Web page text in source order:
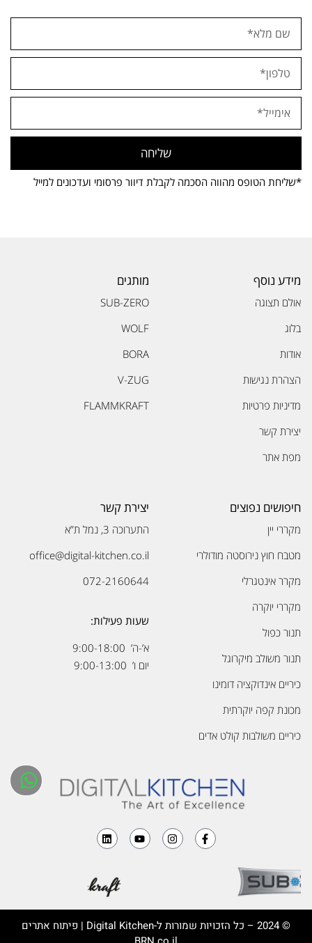
שליחה
*שליחת הטופס מהווה הסכמה לקבלת דיוור פרסומי ועדכונים למייל
מידע נוסף
אולם תצוגה
בלוג
אודות
הצהרת נגישות
מדיניות פרטיות
יצירת קשר
מפת אתר
מותגים
SUB-ZERO
WOLF
BORA
V-ZUG
FLAMMKRAFT
חיפושים נפוצים
מקררי יין
מטבח חוץ נירוסטה מודולרי
מקרר אינטגרלי
מקררי יוקרה
תנור כפול
תנור משולב מיקרוגל
כיריים אינדוקציה דומינו
מכונת קפה יוקרתית
כיריים משולבות קולט אדים
יצירת קשר
התערוכה 3, נמל ת”א
office@digital-kitchen.co.il
072-2160644
שעות פעילות:
א’-ה’ 9:00-18:00
יום ו’ 9:00-13:00
© 2024 – כל הזכויות שמורות ל- Digital Kitchen | פיתוח אתרים